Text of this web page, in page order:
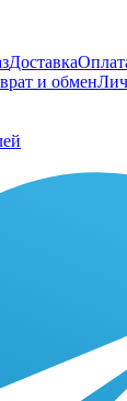
Доставка
и обмен